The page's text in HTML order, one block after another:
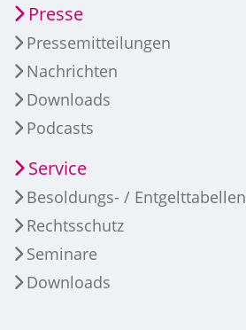
Presse
Pressemitteilungen
Nachrichten
Downloads
Podcasts
Service
Besoldungs- / Entgelttabellen
Rechtsschutz
Seminare
Downloads